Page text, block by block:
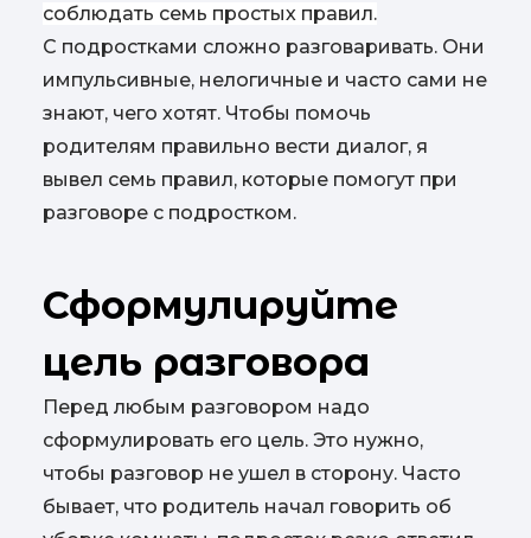
соблюдать семь простых правил.
С подростками сложно разговаривать. Они
импульсивные, нелогичные и часто сами не
знают, чего хотят. Чтобы помочь
родителям правильно вести диалог, я
вывел семь правил, которые помогут при
разговоре с подростком.
Сформулируйте
цель разговора
Перед любым разговором надо
сформулировать его цель. Это нужно,
чтобы разговор не ушел в сторону. Часто
бывает, что родитель начал говорить об